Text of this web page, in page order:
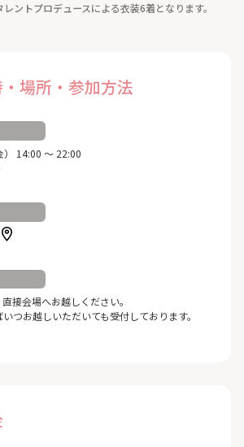
ントプロデュースによる衣装6着となります。
場所・参加方法
14:00 ～ 22:00
接会場へお越しください。
つお越しいただいても受付しております。